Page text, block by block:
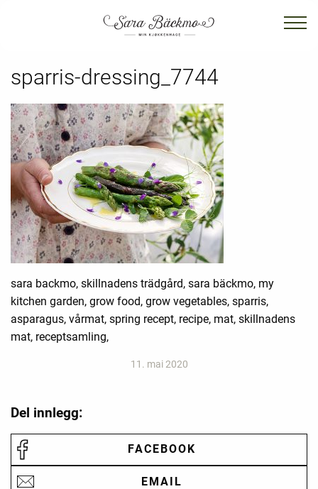
sparris-dressing_7744
sara backmo, skillnadens trädgård, sara bäckmo, my
kitchen garden, grow food, grow vegetables, sparris,
asparagus, vårmat, spring recept, recipe, mat, skillnadens
mat, receptsamling,
11. mai 2020
Del innlegg:
FACEBOOK
EMAIL